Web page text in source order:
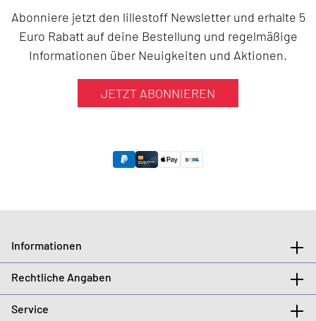
Abonniere jetzt den lillestoff Newsletter und erhalte 5
Euro Rabatt auf deine Bestellung und regelmäßige
Informationen über Neuigkeiten und Aktionen.
JETZT ABONNIEREN
Informationen
Rechtliche Angaben
Service